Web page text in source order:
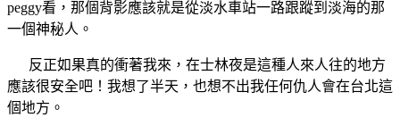
peggy看，那個背影應該就是從淡水車站一路跟蹤到淡海的那
一個神秘人。
反正如果真的衝著我來，在士林夜是這種人來人往的地方
應該很安全吧！我想了半天，也想不出我任何仇人會在台北這
個地方。